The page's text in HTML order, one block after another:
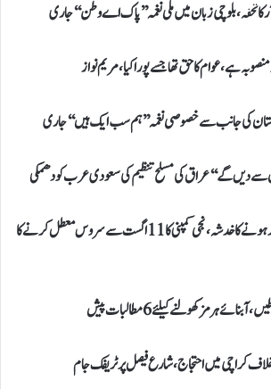
کا تحفہ، بلوچی زبان میں ملی نغمہ ’’پاک اے وطن‘‘ جاری
ہے، عوام کا حق تھا جسے پورا کیا، مریم نواز
کی جانب سے خصوصی نغمہ ’’ہم سب ایک ہیں‘‘ جاری
سے دیں گے‘‘عراق کی مسلح تنظیم کی سعودی عرب کو دھمکی
لاہور میٹرو بس سروس بند ہونے کا خدشہ، نجی کمپنی کا 11 اگست سے سروس معطل کرنے کا
ہرمز کھولنے کیلئے 6 مطالبات پیش
کراچی میں احتجاج، شارع فیصل پر ٹریفک جام